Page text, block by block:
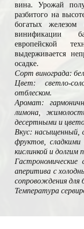
вина. Урожай
разбитого на
богатых
винификации
европейской
выдерживается
осадке.
Сорт винограда:
Цвет: светло-
отблеском.
Аромат:
лимона,
десертными и
Вкус: насыщенный,
фруктов,
кислинкой и долгим
Гастрономические
аперитива с
сопровождения для
Температура